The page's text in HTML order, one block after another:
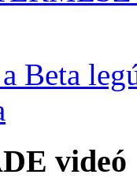
Beta
videó